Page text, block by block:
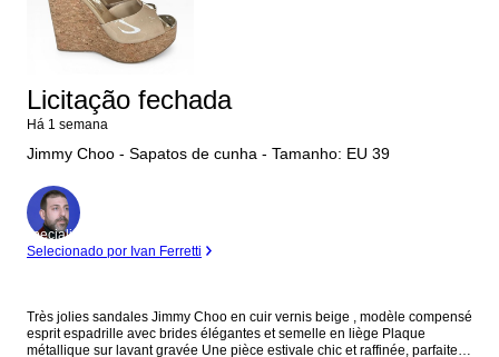
Licitação fechada
Há 1 semana
Jimmy Choo - Sapatos de cunha - Tamanho: EU 39
Especialista
Selecionado por Ivan Ferretti
Très jolies sandales Jimmy Choo en cuir vernis beige , modèle compensé
esprit espadrille avec brides élégantes et semelle en liège Plaque
métallique sur lavant gravée Une pièce estivale chic et raffinée, parfaite